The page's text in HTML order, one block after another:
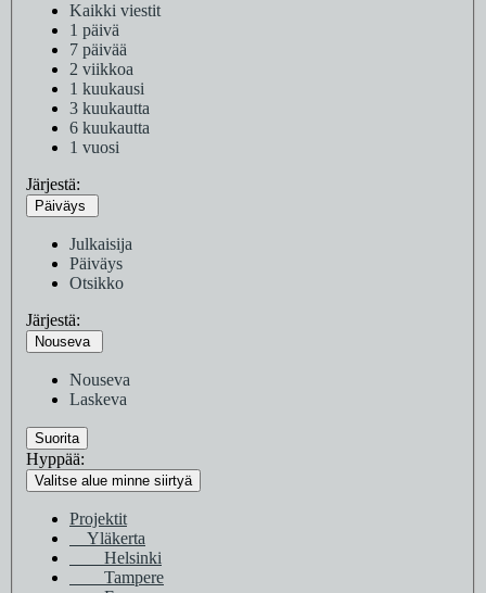
Kaikki viestit
1 päivä
7 päivää
2 viikkoa
1 kuukausi
3 kuukautta
6 kuukautta
1 vuosi
Järjestä:
Päiväys
Julkaisija
Päiväys
Otsikko
Järjestä:
Nouseva
Nouseva
Laskeva
Suorita
Hyppää:
Valitse alue minne siirtyä
Projektit
Yläkerta
Helsinki
Tampere